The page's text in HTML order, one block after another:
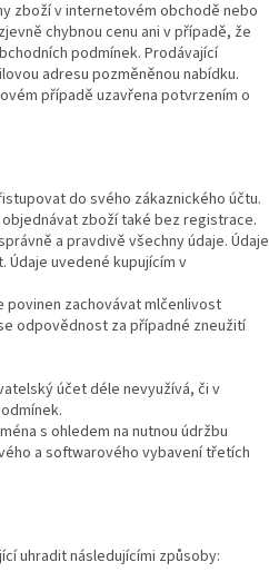
zboží v internetovém obchodě nebo
chybnou cenu ani v případě, že
podmínek. Prodávající
adresu pozměněnou nabídku.
případě uzavřena potvrzením o
do svého zákaznického účtu.
zboží také bez registrace.
a pravdivě všechny údaje. Údaje
Údaje uvedené kupujícím v
povinen zachovávat mlčenlivost
odpovědnost za případné zneužití
účet déle nevyužívá, či v
s ohledem na nutnou údržbu
a softwarového vybavení třetích
uhradit následujícími způsoby: